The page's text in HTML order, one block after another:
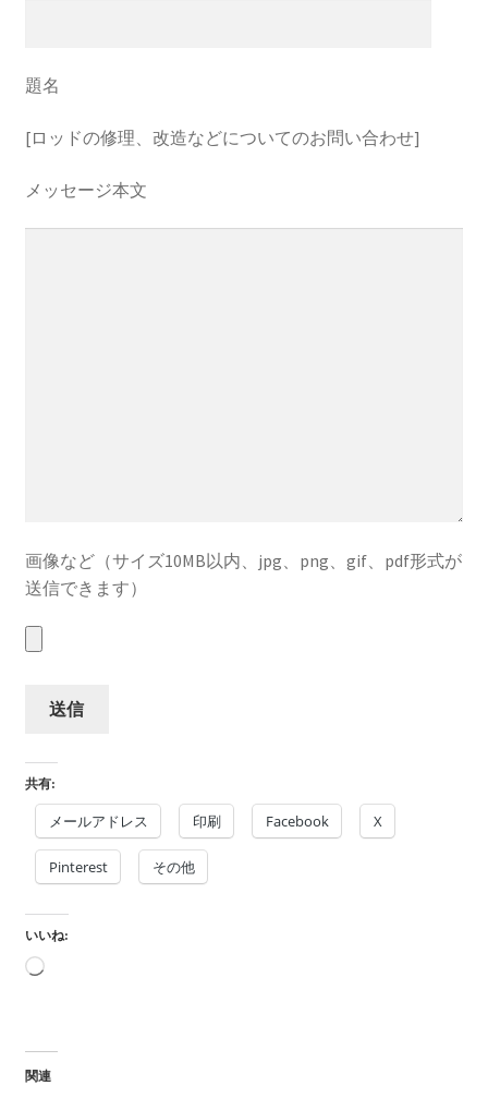
題名
[ロッドの修理、改造などについてのお問い合わせ]
メッセージ本文
画像など（サイズ10MB以内、jpg、png、gif、pdf形式が
送信できます）
共有:
メールアドレス 印刷 Facebook X
Pinterest その他
いいね:
読
み
中…
関連